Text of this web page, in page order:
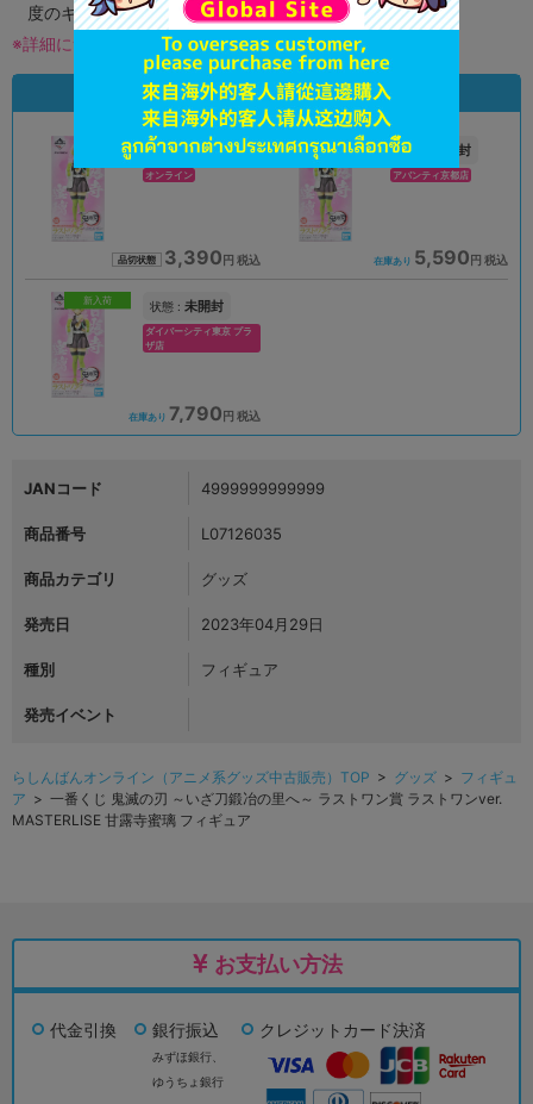
度のキズがある場合がございます。
※詳細につきましてはコチラ
状態違いの同一商品
状態 :A
オンライン
品切状態 3,390 円 税込
状態 : 未開封
アバンティ京都店
在庫あり 5,590 円 税込
新入荷 状態 : 未開封
ダイバーシティ東京 プラ
ザ店
在庫あり 7,790 円 税込
JANコード 4999999999999
商品番号 L07126035
商品カテゴリ グッズ
発売日 2023年04月29日
種別 フィギュア
発売イベント
らしんばんオンライン（アニメ系グッズ中古販売）TOP > グッズ > フィギュ
ア > 一番くじ 鬼滅の刃 ～いざ刀鍛冶の里へ～ ラストワン賞 ラストワンver.
MASTERLISE 甘露寺蜜璃 フィギュア
お支払い方法
代金引換 銀行振込
みずほ銀行、
ゆうちょ銀行
クレジットカード決済